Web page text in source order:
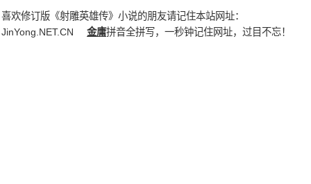
喜欢修订版《射雕英雄传》小说的朋友请记住本站网址：
JinYong.NET.CN
金庸拼音全拼写，一秒钟记住网址，过目不忘！